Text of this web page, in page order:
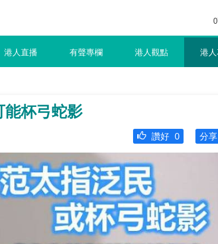
港人直播 有聲專欄 港人觀點 港
能杯弓蛇影
分享
讚好 0